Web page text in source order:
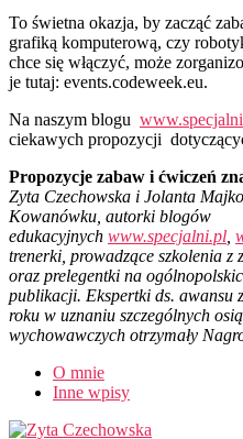
To świetna okazja, by zacząć
grafiką komputerową, czy
chce się włączyć, może
je tutaj: events.codeweek.eu.
Na naszym blogu
ciekawych propozycji
Propozycje zabaw i ćwiczeń
Zyta Czechowska i Jolanta
Kowanówku, autorki blogów
edukacyjnych www.specjalni.pl,
trenerki, prowadzące szkolenia z
oraz prelegentki na
publikacji. Ekspertki ds. awansu
roku w uznaniu szczególnych
wychowawczych otrzymały
O mnie
Inne wpisy